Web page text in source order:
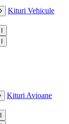
Kituri Vehicule
Kituri Avioane